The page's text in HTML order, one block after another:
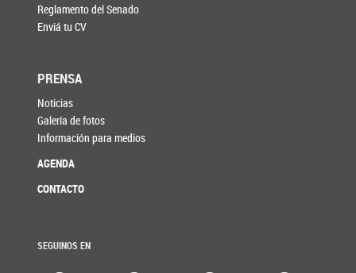
Reglamento del Senado
Enviá tu CV
PRENSA
Noticias
Galería de fotos
Información para medios
AGENDA
CONTACTO
SEGUINOS EN